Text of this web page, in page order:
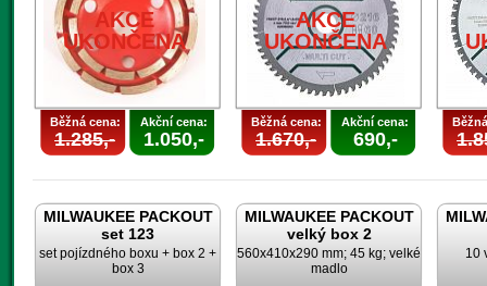
AKCE
UKONČENA
Běžná cena:
1.285,-
Akční cena:
1.050,-
AKCE
UKONČENA
Běžná cena:
1.670,-
Akční cena:
690,-
MILWAUKEE PACKOUT
set 123
set pojízdného boxu + box 2 +
box 3
MILWAUKEE PACKOUT
velký box 2
560x410x290 mm; 45 kg; velké
madlo
10